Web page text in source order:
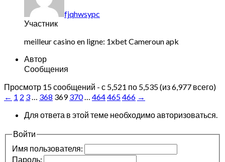
fjqhwsypc
Участник
meilleur casino en ligne: 1xbet Cameroun apk
Автор
Сообщения
Просмотр 15 сообщений - с 5,521 по 5,535 (из 6,977 всего)
← 1 2 3… 368 369 370… 464465466 →
Для ответа в этой теме необходимо авторизоваться.
Войти
Имя пользователя:
Пароль: